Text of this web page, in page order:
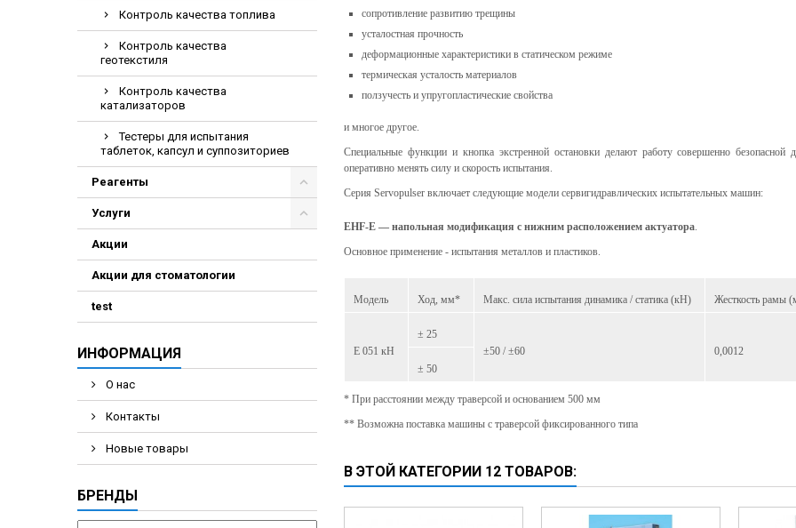
Контроль качества топлива
Контроль качества
геотекстиля
Контроль качества
катализаторов
Тестеры для испытания
таблеток, капсул и суппозиториев
Реагенты
Услуги
Акции
Акции для стоматологии
test
ИНФОРМАЦИЯ
О нас
Контакты
Новые товары
БРЕНДЫ
сопротивление развитию трещины
усталостная прочность
деформационные характеристики в статическом режиме
термическая усталость материалов
ползучесть и упругопластические свойства
и многое другое.
Специальные функции и кнопка экстренной остановки делают работу совершенно безопасной
оперативно менять силу и скорость испытания.
Серия Servopulser включает следующие модели сервигидравлических испытательных машин:
EHF-E — напольная модификация с нижним расположением актуатора.
Основное применение - испытания металлов и пластиков.
Модель Ход, мм* Макс. сила испытания динамика / статика (кН) Жесткость рамы
E 051 кН
± 25
±50 / ±60
0,0012
± 50
* При расстоянии между траверсой и основанием 500 мм
** Возможна поставка машины с траверсой фиксированного типа
В ЭТОЙ КАТЕГОРИИ 12 ТОВАРОВ: